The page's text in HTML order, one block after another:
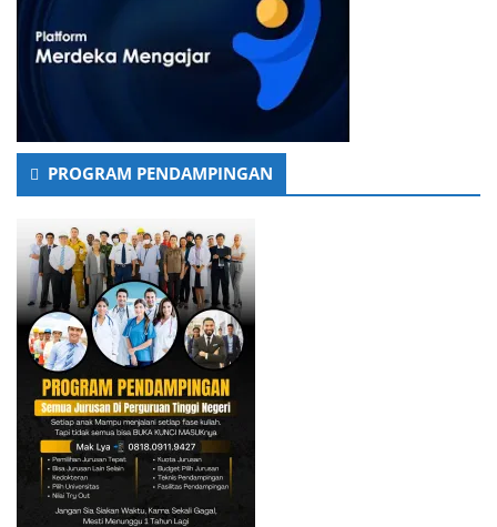
PROGRAM PENDAMPINGAN